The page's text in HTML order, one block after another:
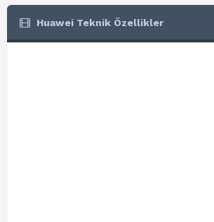
Huawei Teknik Özellikler